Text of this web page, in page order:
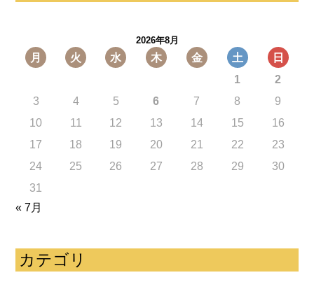
2026年8月
月 火 水 木 金 土
日
1
2
3
4 5 6 7 8
9
10
11 12 13 14 15
16
17
18 19 20 21 22
23
24
25 26 27 28 29
30
31
« 7月
カテゴリ